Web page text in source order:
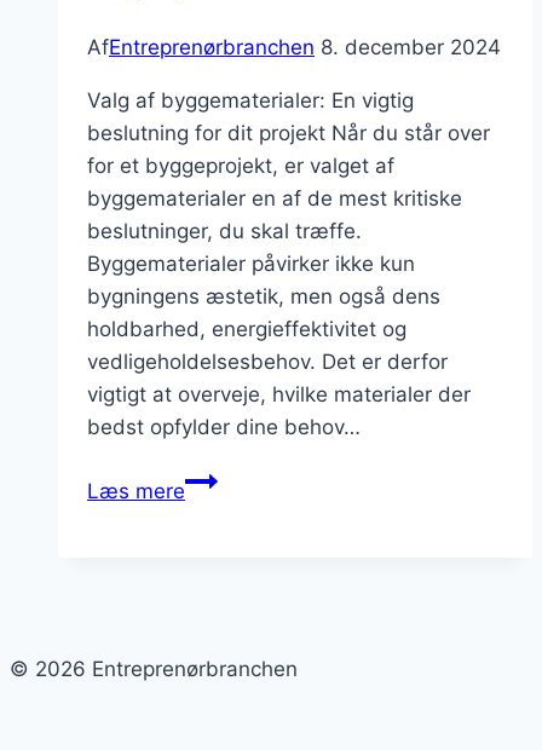
AfEntreprenørbranchen 8. december 2024
Valg af byggematerialer: En vigtig
beslutning for dit projekt Når du står over
for et byggeprojekt, er valget af
byggematerialer en af de mest kritiske
beslutninger, du skal træffe.
Byggematerialer påvirker ikke kun
bygningens æstetik, men også dens
holdbarhed, energieffektivitet og
vedligeholdelsesbehov. Det er derfor
vigtigt at overveje, hvilke materialer der
bedst opfylder dine behov…
Læs merevalg
© 2026 Entreprenørbranchen